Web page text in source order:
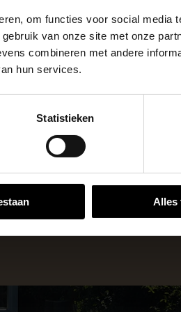
om functies voor social media
van onze site met onze
combineren met andere
hun services.
Statistieken
Alles
Eenheid stuk
tuin- en infraproducten. Als
meer over dezakelijke
we je graag bij iedere stap